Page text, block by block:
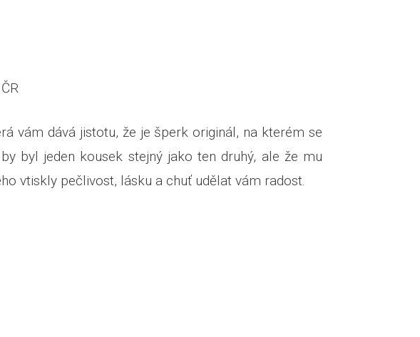
vám dává jistotu, že je šperk originál, na kterém se
byl jeden kousek stejný jako ten druhý, ale že mu
vtiskly pečlivost, lásku a chuť udělat vám radost.